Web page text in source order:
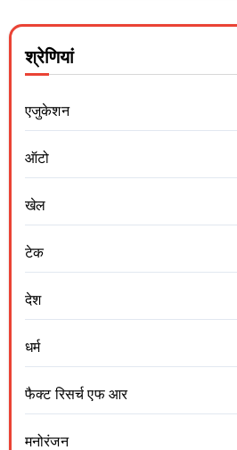
श्रेणियां
एजुकेशन
ऑटो
खेल
टेक
देश
धर्म
फैक्ट रिसर्च एफ आर
मनोरंजन